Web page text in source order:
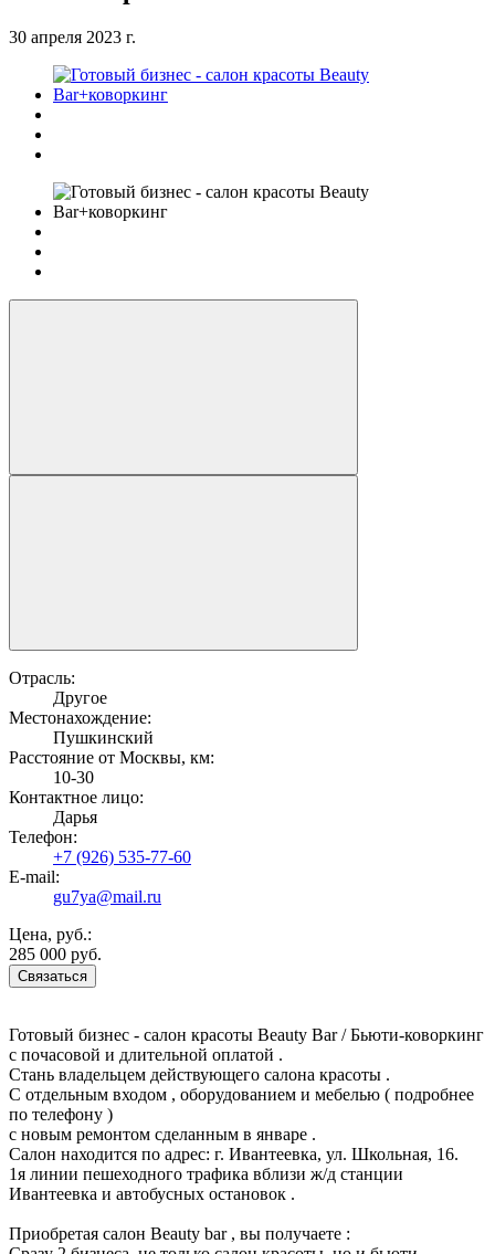
30 апреля 2023 г.
Отрасль:
Другое
Местонахождение:
Пушкинский
Расстояние от Москвы, км:
10-30
Контактное лицо:
Дарья
Телефон:
+7 (926) 535-77-60
E-mail:
gu7ya@mail.ru
Цена, руб.:
285 000 руб.
Связаться
Готовый бизнес - салон красоты Beauty Bar / Бьюти-коворкинг
с почасовой и длительной оплатой .
Стань владельцем действующего салона красоты .
С отдельным входом , оборудованием и мебелью ( подробнее
по телефону )
с новым ремонтом сделанным в январе .
Салон находится по адрес: г. Ивантеевка, ул. Школьная, 16.
1я линии пешеходного трафика вблизи ж/д станции
Ивантеевка и автобусных остановок .
Приобретая салон Beauty bar , вы получаете :